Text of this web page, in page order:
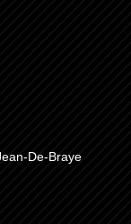
De-Braye